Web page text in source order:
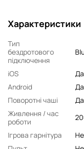
Характеристики
Тип
бездротового
підключення
iOS
Да
Android
Да
Поворотні чаші
Да
Живлення / час
роботи
Ігрова гарнітура